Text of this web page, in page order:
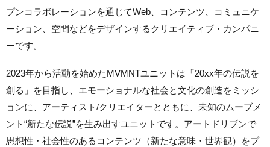
プンコラボレーションを通じてWeb、コンテンツ、コミュニケ
ーション、空間などをデザインするクリエイティブ・カンパニ
ーです。
2023年から活動を始めたMVMNTユニットは「20xx年の伝説を
創る」を目指し、エモーショナルな社会と文化の創造をミッシ
ョンに、アーティスト/クリエイターとともに、未知のムーブメ
ント“新たな伝説”を生み出すユニットです。アートドリブンで
思想性・社会性のあるコンテンツ（新たな意味・世界観）をプ